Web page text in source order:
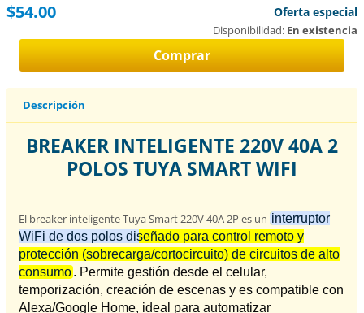
Oferta especial
Disponibilidad: En existencia
$54.00
Descripción
BREAKER INTELIGENTE 220V 40A 2
POLOS TUYA SMART WIFI
El breaker inteligente Tuya Smart 220V 40A 2P es un interruptor
WiFi de dos polos diseñado para control remoto y
protección (sobrecarga/cortocircuito) de circuitos de alto
consumo. Permite gestión desde el celular,
temporización, creación de escenas y es compatible con
Alexa/Google Home, ideal para automatizar